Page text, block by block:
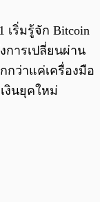
เริ่มรู้จัก Bitcoin
การเปลี่ยนผ่าน
กว่าแค่เครื่องมือ
งินยุคใหม่